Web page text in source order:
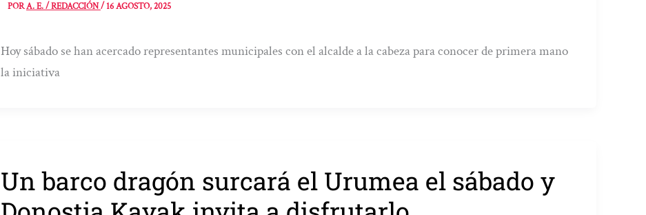
PORA. E. / REDACCIÓN/16 AGOSTO, 2025
Hoy sábado se han acercado representantes municipales con el alcalde a la cabeza para conocer de primera mano
la iniciativa
Un barco dragón surcará el Urumea el sábado y